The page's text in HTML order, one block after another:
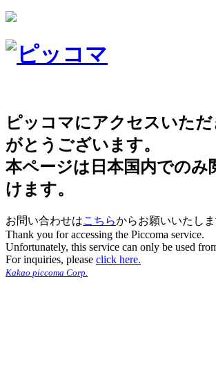
ピッコマにアクセスいただ
がとうございます。
本ページは日本国内でのみ
けます。
お問い合わせはこちらからお願いいたしま
Thank you for accessing the Piccoma service.
Unfortunately, this service can only be used
For inquiries, please click here.
Kakao piccoma Corp.